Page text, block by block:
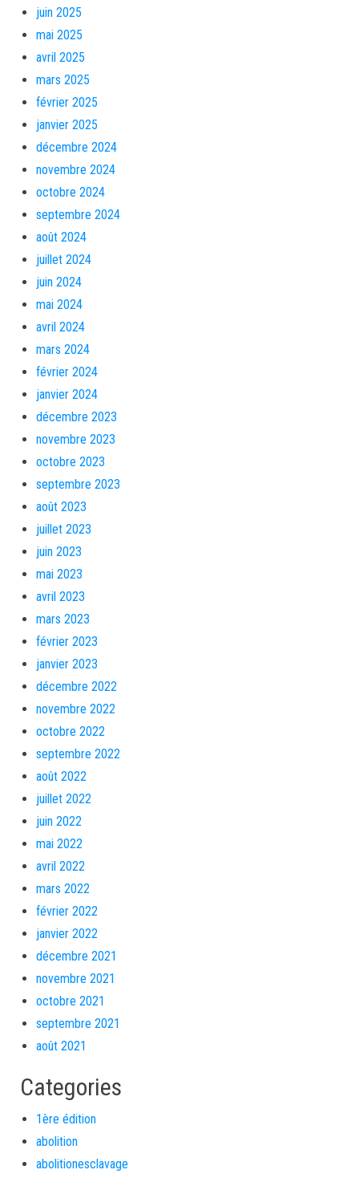
juin 2025
mai 2025
avril 2025
mars 2025
février 2025
janvier 2025
décembre 2024
novembre 2024
octobre 2024
septembre 2024
août 2024
juillet 2024
juin 2024
mai 2024
avril 2024
mars 2024
février 2024
janvier 2024
décembre 2023
novembre 2023
octobre 2023
septembre 2023
août 2023
juillet 2023
juin 2023
mai 2023
avril 2023
mars 2023
février 2023
janvier 2023
décembre 2022
novembre 2022
octobre 2022
septembre 2022
août 2022
juillet 2022
juin 2022
mai 2022
avril 2022
mars 2022
février 2022
janvier 2022
décembre 2021
novembre 2021
octobre 2021
septembre 2021
août 2021
Categories
1ère édition
abolition
abolitionesclavage